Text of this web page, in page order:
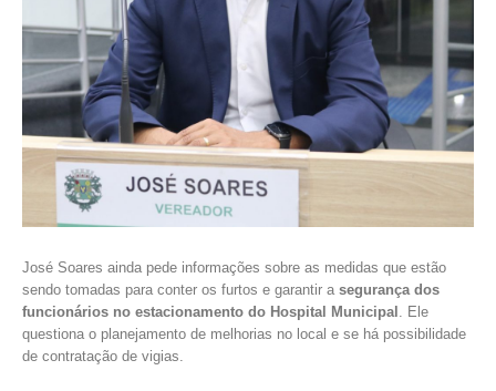
José Soares ainda pede informações sobre as medidas que estão
sendo tomadas para conter os furtos e garantir a segurança dos
funcionários no estacionamento do Hospital Municipal . Ele
questiona o planejamento de melhorias no local e se há possibilidade
de contratação de vigias.